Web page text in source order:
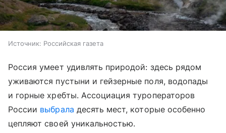
Источник: Российская газета
Россия умеет удивлять природой: здесь рядом
уживаются пустыни и гейзерные поля, водопады
и горные хребты. Ассоциация туроператоров
России выбрала десять мест, которые особенно
цепляют своей уникальностью.